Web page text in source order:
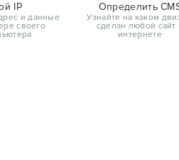
IP
и данные
своего
Определить
Узнайте на каком
сделан любой сайт
интернете